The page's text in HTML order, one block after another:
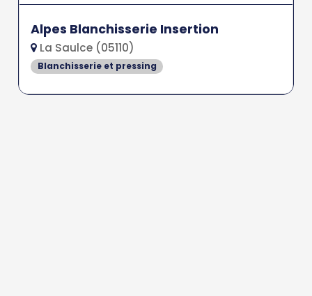
Alpes Blanchisserie Insertion
La Saulce (05110)
Blanchisserie et pressing